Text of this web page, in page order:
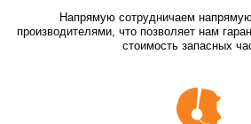
Напрямую сотрудничаем
производителями, что позволяет нам
стоимость запасных